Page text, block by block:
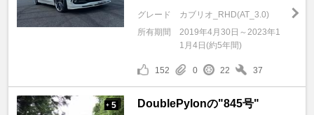
グレード
カブリオ_RHD(AT_3.0)
所有期間
2019年4月30日～2023年1
1月4日(約5年間)
152 0 22 37
+ 5 DoublePylonの"845号"